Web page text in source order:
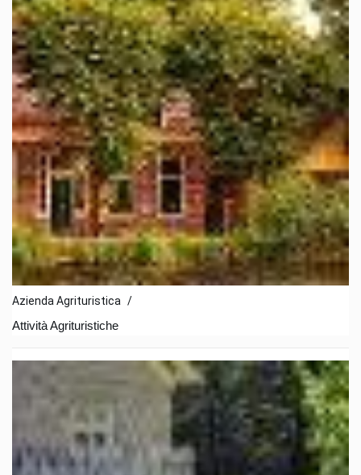
Azienda Agrituristica /
Attività Agrituristiche